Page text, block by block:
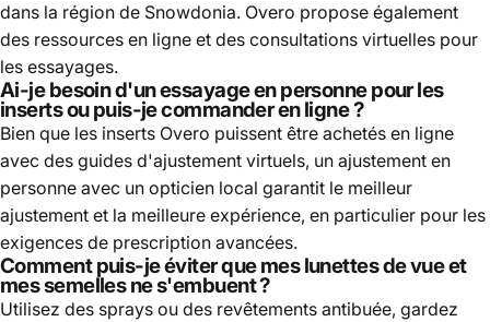
dans la région de Snowdonia. Overo propose également
des ressources en ligne et des consultations virtuelles pour
les essayages.
Ai-je besoin d'un essayage en personne pour les
inserts ou puis-je commander en ligne ?
Bien que les inserts Overo puissent être achetés en ligne
avec des guides d'ajustement virtuels, un ajustement en
personne avec un opticien local garantit le meilleur
ajustement et la meilleure expérience, en particulier pour les
exigences de prescription avancées.
Comment puis-je éviter que mes lunettes de vue et
mes semelles ne s'embuent ?
Utilisez des sprays ou des revêtements antibuée, gardez